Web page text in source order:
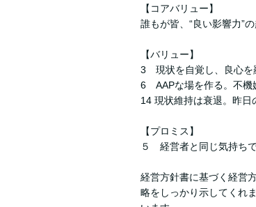
【コアバリュー】
誰もが皆、“良い影響力”
【バリュー】
3 現状を自覚し、良心を
6 AAPな場を作る。不機
14 現状維持は衰退。昨
【プロミス】
５ 経営者と同じ気持ち
経営方針書に基づく経営
略をしっかり示してくれ